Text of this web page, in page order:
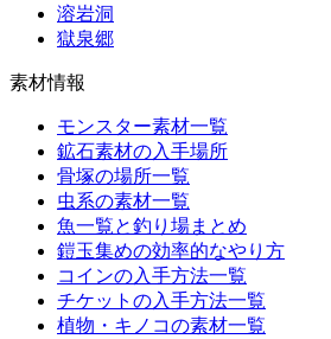
溶岩洞
獄泉郷
素材情報
モンスター素材一覧
鉱石素材の入手場所
骨塚の場所一覧
虫系の素材一覧
魚一覧と釣り場まとめ
鎧玉集めの効率的なやり方
コインの入手方法一覧
チケットの入手方法一覧
植物・キノコの素材一覧